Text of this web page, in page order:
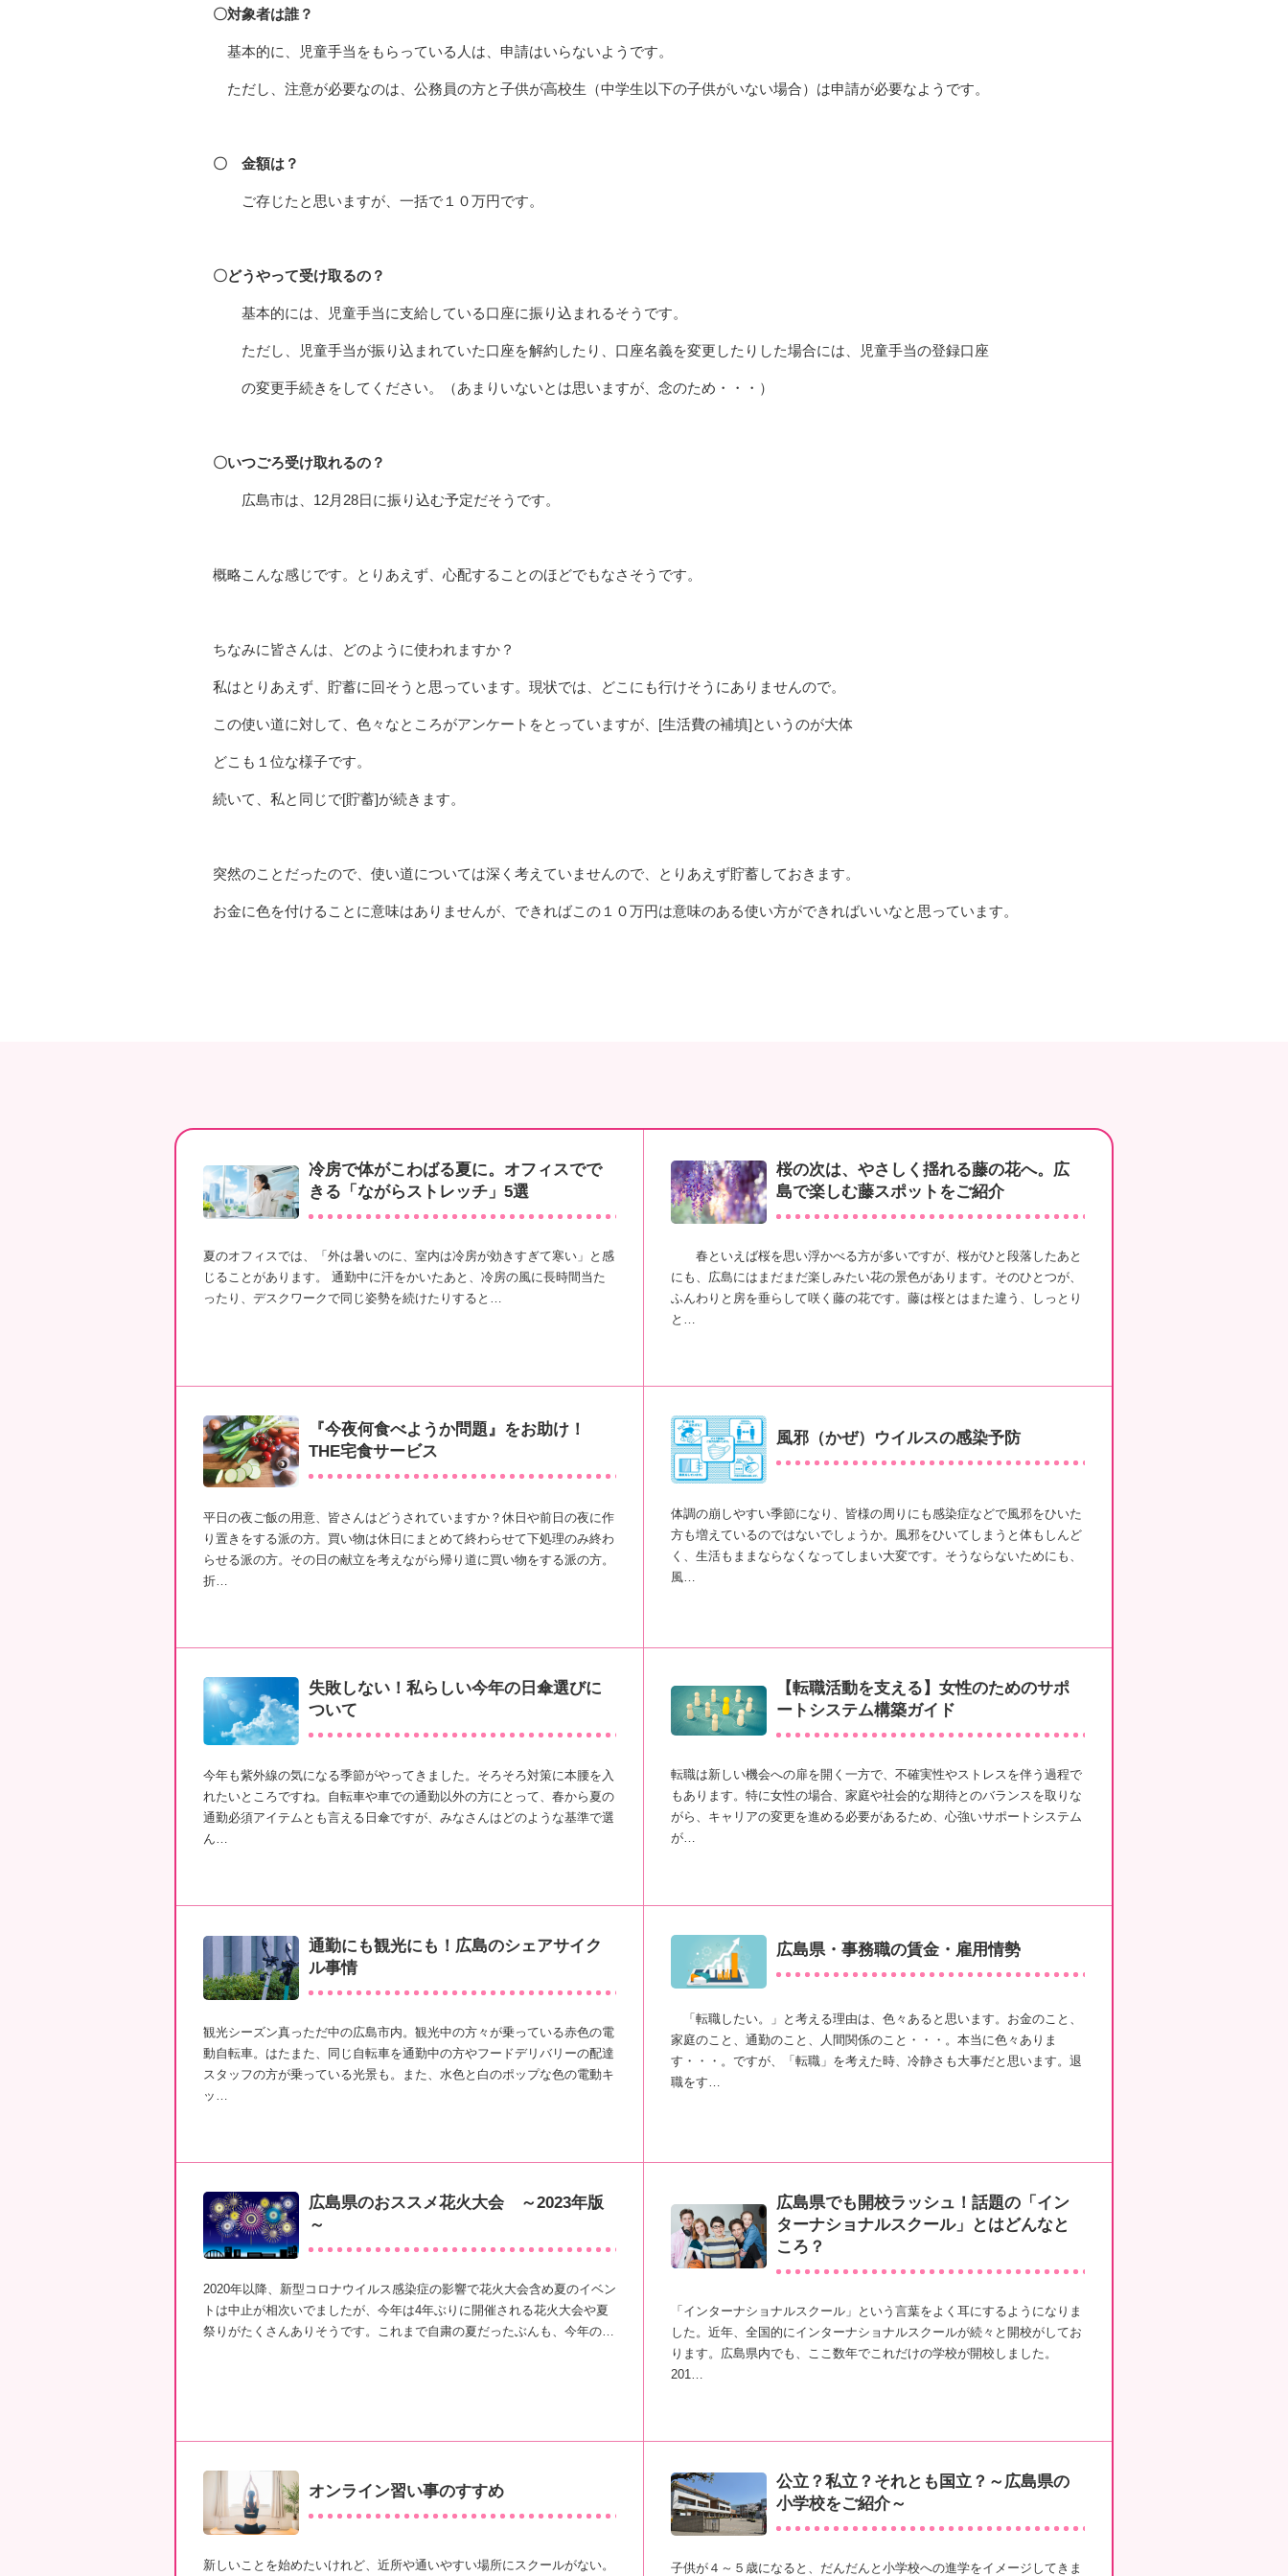
〇対象者は誰？
基本的に、児童手当をもらっている人は、申請はいらないようです。
ただし、注意が必要なのは、公務員の方と子供が高校生（中学生以下の子供がいない場合）は申請が必要なようです。
〇 金額は？
ご存じたと思いますが、一括で１０万円です。
〇どうやって受け取るの？
基本的には、児童手当に支給している口座に振り込まれるそうです。
ただし、児童手当が振り込まれていた口座を解約したり、口座名義を変更したりした場合には、児童手当の登録口座
の変更手続きをしてください。（あまりいないとは思いますが、念のため・・・）
〇いつごろ受け取れるの？
広島市は、12月28日に振り込む予定だそうです。
概略こんな感じです。とりあえず、心配することのほどでもなさそうです。
ちなみに皆さんは、どのように使われますか？
私はとりあえず、貯蓄に回そうと思っています。現状では、どこにも行けそうにありませんので。
この使い道に対して、色々なところがアンケートをとっていますが、[生活費の補填]というのが大体
どこも１位な様子です。
続いて、私と同じで[貯蓄]が続きます。
突然のことだったので、使い道については深く考えていませんので、とりあえず貯蓄しておきます。
お金に色を付けることに意味はありませんが、できればこの１０万円は意味のある使い方ができればいいなと思っています。
冷房で体がこわばる夏に。オフィスでで
きる「ながらストレッチ」5選
夏のオフィスでは、「外は暑いのに、室内は冷房が効きすぎて寒い」と感
じることがあります。 通勤中に汗をかいたあと、冷房の風に長時間当た
ったり、デスクワークで同じ姿勢を続けたりすると…
桜の次は、やさしく揺れる藤の花へ。広
島で楽しむ藤スポットをご紹介
春といえば桜を思い浮かべる方が多いですが、桜がひと段落したあと
にも、広島にはまだまだ楽しみたい花の景色があります。そのひとつが、
ふんわりと房を垂らして咲く藤の花です。藤は桜とはまた違う、しっとり
と…
『今夜何食べようか問題』をお助け！
THE宅食サービス
平日の夜ご飯の用意、皆さんはどうされていますか？休日や前日の夜に作
り置きをする派の方。買い物は休日にまとめて終わらせて下処理のみ終わ
らせる派の方。その日の献立を考えながら帰り道に買い物をする派の方。
折…
風邪（かぜ）ウイルスの感染予防
体調の崩しやすい季節になり、皆様の周りにも感染症などで風邪をひいた
方も増えているのではないでしょうか。風邪をひいてしまうと体もしんど
く、生活もままならなくなってしまい大変です。そうならないためにも、
風…
失敗しない！私らしい今年の日傘選びに
ついて
今年も紫外線の気になる季節がやってきました。そろそろ対策に本腰を入
れたいところですね。自転車や車での通勤以外の方にとって、春から夏の
通勤必須アイテムとも言える日傘ですが、みなさんはどのような基準で選
ん…
【転職活動を支える】女性のためのサポ
ートシステム構築ガイド
転職は新しい機会への扉を開く一方で、不確実性やストレスを伴う過程で
もあります。特に女性の場合、家庭や社会的な期待とのバランスを取りな
がら、キャリアの変更を進める必要があるため、心強いサポートシステム
が…
通勤にも観光にも！広島のシェアサイク
ル事情
観光シーズン真っただ中の広島市内。観光中の方々が乗っている赤色の電
動自転車。はたまた、同じ自転車を通勤中の方やフードデリバリーの配達
スタッフの方が乗っている光景も。また、水色と白のポップな色の電動キ
ッ…
広島県・事務職の賃金・雇用情勢
「転職したい。」と考える理由は、色々あると思います。お金のこと、
家庭のこと、通勤のこと、人間関係のこと・・・。本当に色々ありま
す・・・。ですが、「転職」を考えた時、冷静さも大事だと思います。退
職をす…
広島県のおススメ花火大会 ～2023年版
～
2020年以降、新型コロナウイルス感染症の影響で花火大会含め夏のイベン
トは中止が相次いでましたが、今年は4年ぶりに開催される花火大会や夏
祭りがたくさんありそうです。これまで自粛の夏だったぶんも、今年の…
広島県でも開校ラッシュ！話題の「イン
ターナショナルスクール」とはどんなと
ころ？
「インターナショナルスクール」という言葉をよく耳にするようになりま
した。近年、全国的にインターナショナルスクールが続々と開校がしてお
ります。広島県内でも、ここ数年でこれだけの学校が開校しました。
201…
オンライン習い事のすすめ
新しいことを始めたいけれど、近所や通いやすい場所にスクールがない。
公立？私立？それとも国立？～広島県の
小学校をご紹介～
子供が４～５歳になると、だんだんと小学校への進学をイメージしてきま